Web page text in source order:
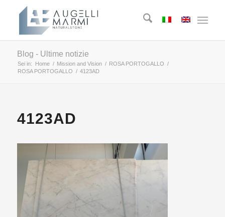
Blog - Ultime notizie
Sei in: Home / Mission and Vision / ROSA PORTOGALLO /
ROSA PORTOGALLO / 4123AD
4123AD